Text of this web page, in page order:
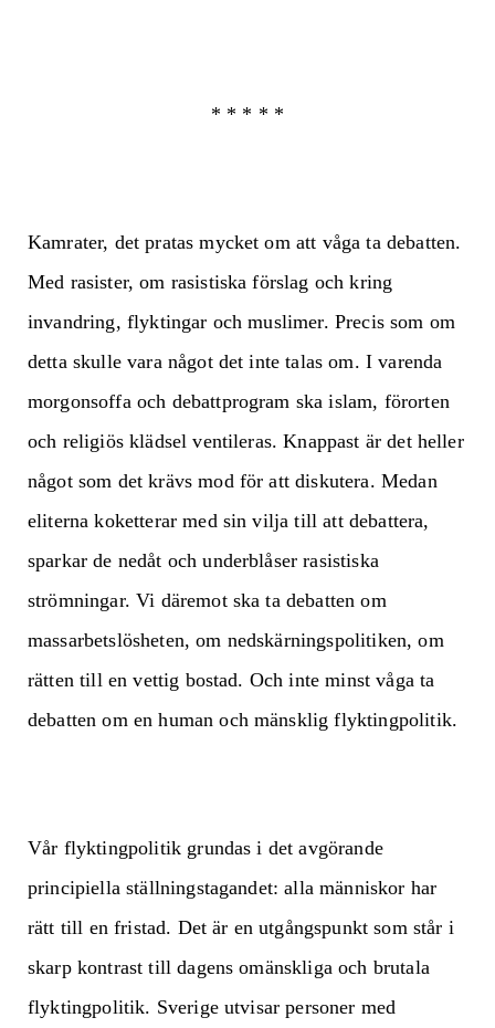
* * * * *
Kamrater, det pratas mycket om att våga ta debatten.
Med rasister, om rasistiska förslag och kring
invandring, flyktingar och muslimer. Precis som om
detta skulle vara något det inte talas om. I varenda
morgonsoffa och debattprogram ska islam, förorten
och religiös klädsel ventileras. Knappast är det heller
något som det krävs mod för att diskutera. Medan
eliterna koketterar med sin vilja till att debattera,
sparkar de nedåt och underblåser rasistiska
strömningar. Vi däremot ska ta debatten om
massarbetslösheten, om nedskärningspolitiken, om
rätten till en vettig bostad. Och inte minst våga ta
debatten om en human och mänsklig flyktingpolitik.
Vår flyktingpolitik grundas i det avgörande
principiella ställningstagandet: alla människor har
rätt till en fristad. Det är en utgångspunkt som står i
skarp kontrast till dagens omänskliga och brutala
flyktingpolitik. Sverige utvisar personer med